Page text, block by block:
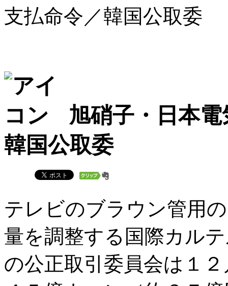
支払命令／韓国公取委
旭硝子・日本
韓国公取委
テレビのブラウン管用
量を調整する国際カル
の公正取引委員会は１